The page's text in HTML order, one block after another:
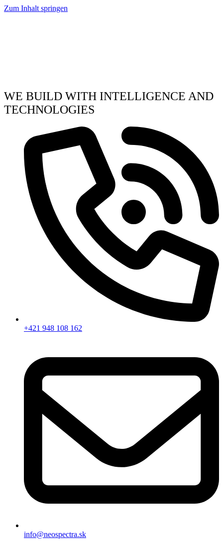
Zum Inhalt springen
WE BUILD WITH INTELLIGENCE AND
TECHNOLOGIES
+421 948 108 162
info@neospectra.sk